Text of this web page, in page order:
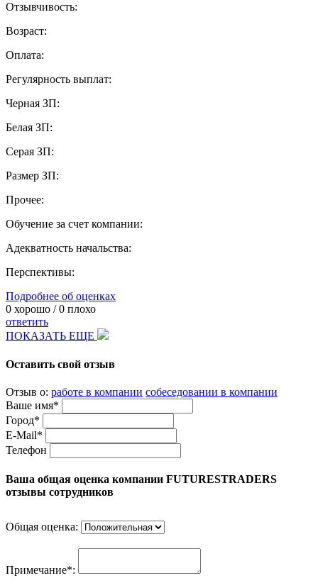
Отзывчивость:
Возраст:
Оплата:
Регулярность выплат:
Черная ЗП:
Белая ЗП:
Серая ЗП:
Размер ЗП:
Прочее:
Обучение за счет компании:
Адекватность начальства:
Перспективы:
Подробнее об оценках
0 хорошо /0 плохо
ответить
ПОКАЗАТЬ ЕЩЕ
Оставить свой отзыв
Отзыв о: работе в компании собеседовании в компании
Ваше имя*
Город*
E-Mail*
Телефон
Ваша общая оценка компании FUTURESTRADERS
отзывы сотрудников
Общая оценка:
Примечание*: